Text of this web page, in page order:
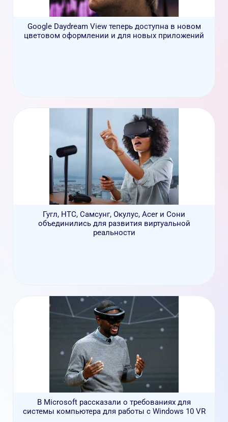
Google Daydream View теперь доступна в новом
цветовом оформлении и для новых приложений
Гугл, HTC, Самсунг, Окулус, Acer и Сони
объединились для развития виртуальной
реальности
В Microsoft рассказали о требованиях для
системы компьютера для работы с Windows 10 VR